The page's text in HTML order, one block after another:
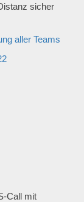
sicher
aller Teams
Call mit